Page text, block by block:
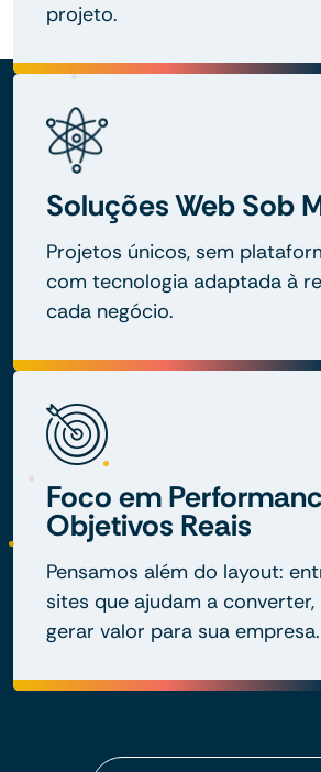
projeto.
Soluções Web Sob
Projetos únicos, sem
com tecnologia adaptada à
cada negócio.
Foco em
Objetivos Reais
Pensamos além do layout:
sites que ajudam a
gerar valor para sua empresa.